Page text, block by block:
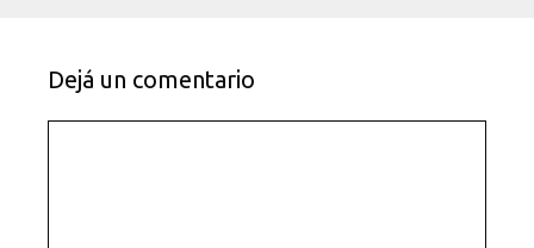
Dejá un comentario